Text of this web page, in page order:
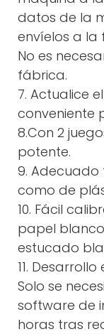
datos de la
envíelos a la
No es
fábrica.
7. Actualice
conveniente
8.Con 2
potente.
9.
como de
10. Fácil
papel
estucado
11.
Solo se
software de
horas tras